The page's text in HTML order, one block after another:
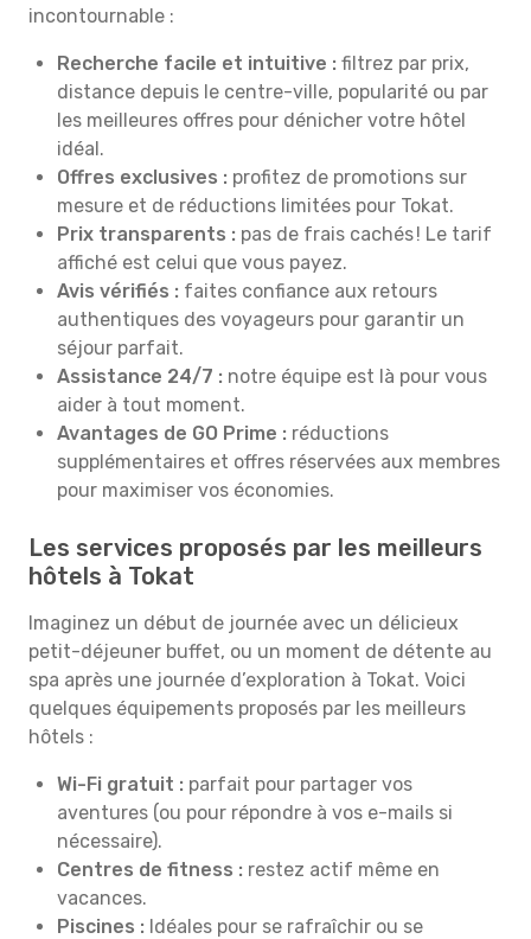
incontournable :
Recherche facile et intuitive : filtrez par prix,
distance depuis le centre-ville, popularité ou par
les meilleures offres pour dénicher votre hôtel
idéal.
Offres exclusives : profitez de promotions sur
mesure et de réductions limitées pour Tokat.
Prix transparents : pas de frais cachés ! Le tarif
affiché est celui que vous payez.
Avis vérifiés : faites confiance aux retours
authentiques des voyageurs pour garantir un
séjour parfait.
Assistance 24/7 : notre équipe est là pour vous
aider à tout moment.
Avantages de GO Prime : réductions
supplémentaires et offres réservées aux membres
pour maximiser vos économies.
Les services proposés par les meilleurs
hôtels à Tokat
Imaginez un début de journée avec un délicieux
petit-déjeuner buffet, ou un moment de détente au
spa après une journée d’exploration à Tokat. Voici
quelques équipements proposés par les meilleurs
hôtels :
Wi-Fi gratuit : parfait pour partager vos
aventures (ou pour répondre à vos e-mails si
nécessaire).
Centres de fitness : restez actif même en
vacances.
Piscines : Idéales pour se rafraîchir ou se